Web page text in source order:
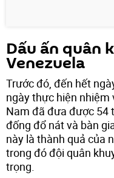
Dấu ấn quân
Venezuela
Trước đó, đến hết
ngày thực hiện nhiệm
Nam đã đưa được 54
đống đổ nát và bàn
này là thành quả của
trong đó đội quân
trọng.